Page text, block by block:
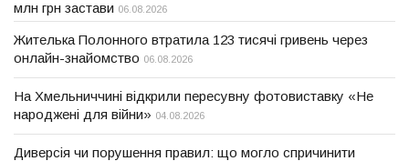
млн грн застави 06.08.2026
Жителька Полонного втратила 123 тисячі гривень через
онлайн-знайомство 06.08.2026
На Хмельниччині відкрили пересувну фотовиставку «Не
народжені для війни» 04.08.2026
Диверсія чи порушення правил: що могло спричинити